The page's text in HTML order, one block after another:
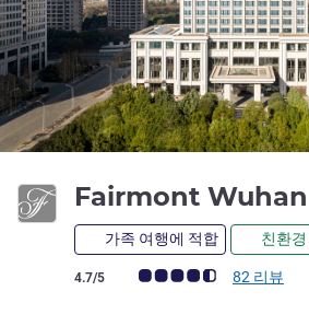
Fairmont Wuhan
가족 여행에 적합 친환
고객 평점 (ALL 평가)
4.7/5 82 리뷰